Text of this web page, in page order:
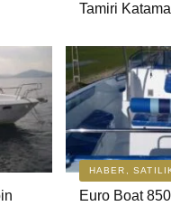
45
Göcek Yelkenli
1 Trawler
Tamiri
Euro Boat
HABER,